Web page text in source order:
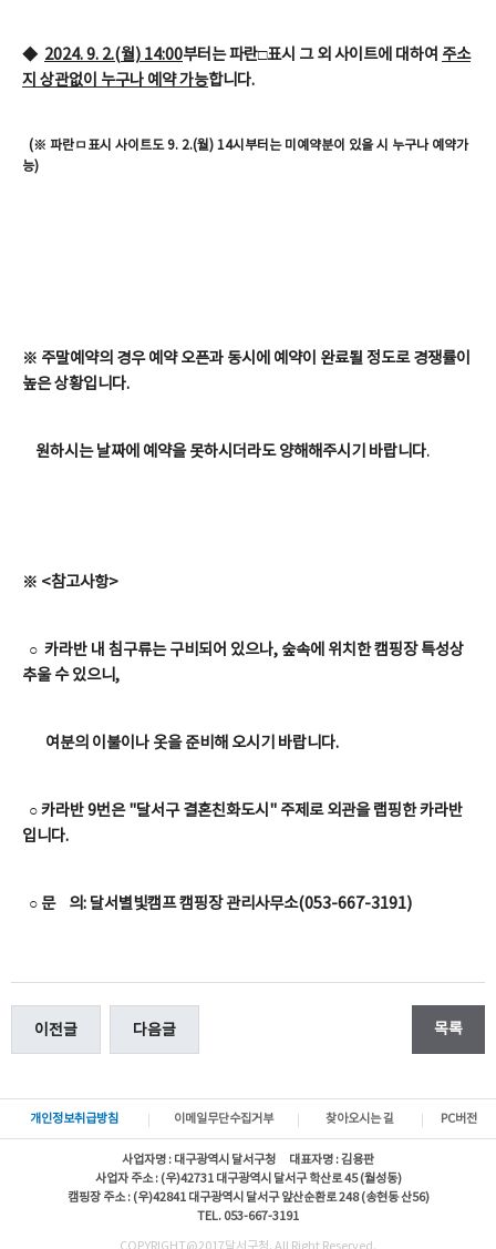
◆ 2024. 9. 2.(월) 14:00부터는파란□표시 그 외 사이트에 대하여 주소
지 상관없이 누구나 예약 가능합니다.
(※ 파란ㅁ표시 사이트도 9. 2.(월) 14시부터는 미예약분이 있을 시 누구나 예약가
능)
※ 주말예약의 경우 예약 오픈과 동시에 예약이 완료될 정도로 경쟁률이
높은 상황입니다.
원하시는 날짜에 예약을 못하시더라도 양해해주시기 바랍니다.
※ <참고사항>
○ 카라반 내 침구류는 구비되어 있으나, 숲속에 위치한 캠핑장 특성상
추울 수 있으니,
여분의 이불이나 옷을 준비해 오시기 바랍니다.
○ 카라반 9번은 "달서구 결혼친화도시" 주제로 외관을 랩핑한 카라반
입니다.
○ 문 의: 달서별빛캠프 캠핑장 관리사무소(053-667-3191)
이전글 다음글 목록
개인정보취급방침 이메일무단수집거부 찾아오시는 길 PC버전
사업자명 : 대구광역시 달서구청 대표자명 : 김용판
사업자 주소 : (우)42731 대구광역시 달서구 학산로 45 (월성동)
캠핑장 주소 : (우)42841 대구광역시 달서구 앞산순환로 248 (송현동 산56)
TEL. 053-667-3191
COPYRIGHT@2017달서구청. All Right Reserved.